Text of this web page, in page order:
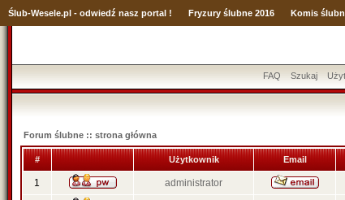
Ślub-Wesele.pl - odwiedź nasz portal ! Fryzury ślubne 2016 Komis
FAQ Szukaj
Forum ślubne :: strona główna
# Użytkownik Email
1 administrator